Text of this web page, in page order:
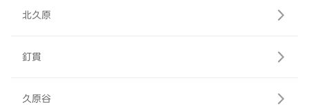
北久原
釘貫
久原谷